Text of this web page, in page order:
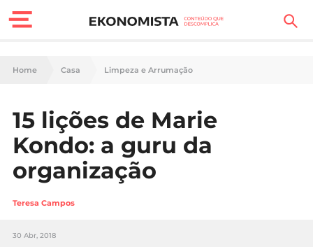
Finanças Pessoais
Carreira
Casa
Lifestyle
Sociedade
Home Casa Limpeza e Arrumação
15 lições de Marie
Kondo: a guru da
organização
Teresa Campos
30 Abr, 2018